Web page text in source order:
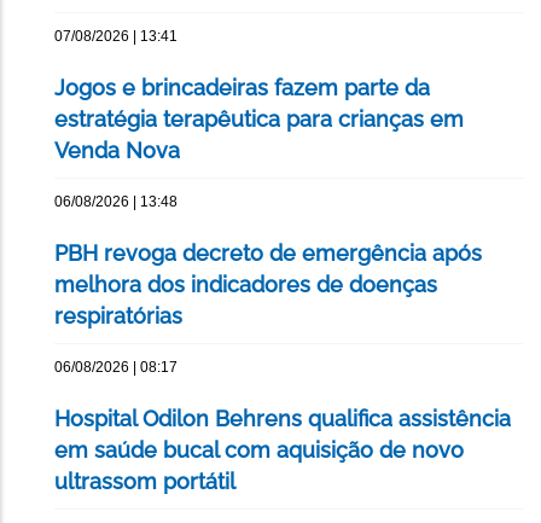
07/08/2026 | 13:41
Jogos e brincadeiras fazem parte da
estratégia terapêutica para crianças em
Venda Nova
06/08/2026 | 13:48
PBH revoga decreto de emergência após
melhora dos indicadores de doenças
respiratórias
06/08/2026 | 08:17
Hospital Odilon Behrens qualifica assistência
em saúde bucal com aquisição de novo
ultrassom portátil